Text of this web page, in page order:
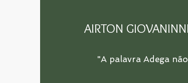
AIRTON
"A palavra Adega